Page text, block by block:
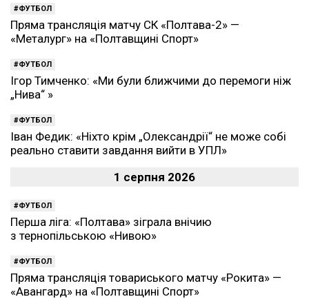
ФУТБОЛ
Пряма трансляція матчу СК «Полтава-2» —
«Металург» на «Полтавщині Спорт»
ФУТБОЛ
Ігор Тимченко: «Ми були ближчими до перемоги ніж
„Нива“ »
ФУТБОЛ
Іван Федик: «Ніхто крім „Олександрії“ не може собі
реально ставити завдання вийти в УПЛ»
1 серпня 2026
ФУТБОЛ
Перша ліга: «Полтава» зіграла внічию
з тернопільською «Нивою»
ФУТБОЛ
Пряма трансляція товариського матчу «Рокита» —
«Авангард» на «Полтавщині Спорт»